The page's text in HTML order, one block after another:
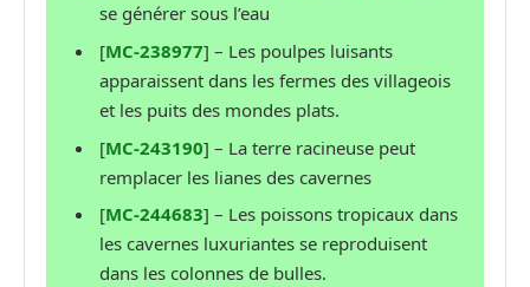
se générer sous l’eau
[MC-238977] – Les poulpes luisants
apparaissent dans les fermes des villageois
et les puits des mondes plats.
[MC-243190] – La terre racineuse peut
remplacer les lianes des cavernes
[MC-244683] – Les poissons tropicaux dans
les cavernes luxuriantes se reproduisent
dans les colonnes de bulles.